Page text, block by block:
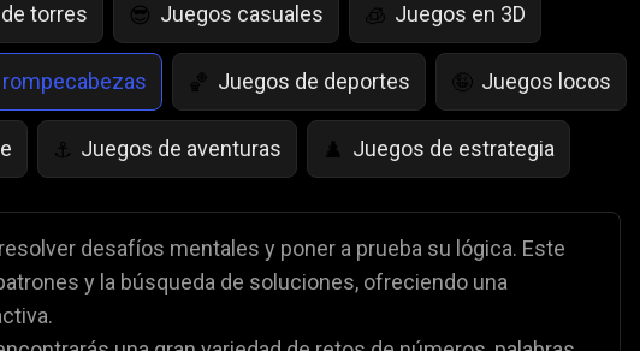
torres 😎 Juegos casuales 🧊 Juegos en 3D
🏀 Juegos de deportes 🤪 Juegos locos
⚓ Juegos de aventuras ♟️ Juegos de estrategia
🌱 Juegos de Simulación de Vida 🤸 Juegos de Saltar
👮 Juegos de Policía 🧮 Juegos de matemáticas
desafíos mentales y poner a prueba su lógica. Este
y la búsqueda de soluciones, ofreciendo una